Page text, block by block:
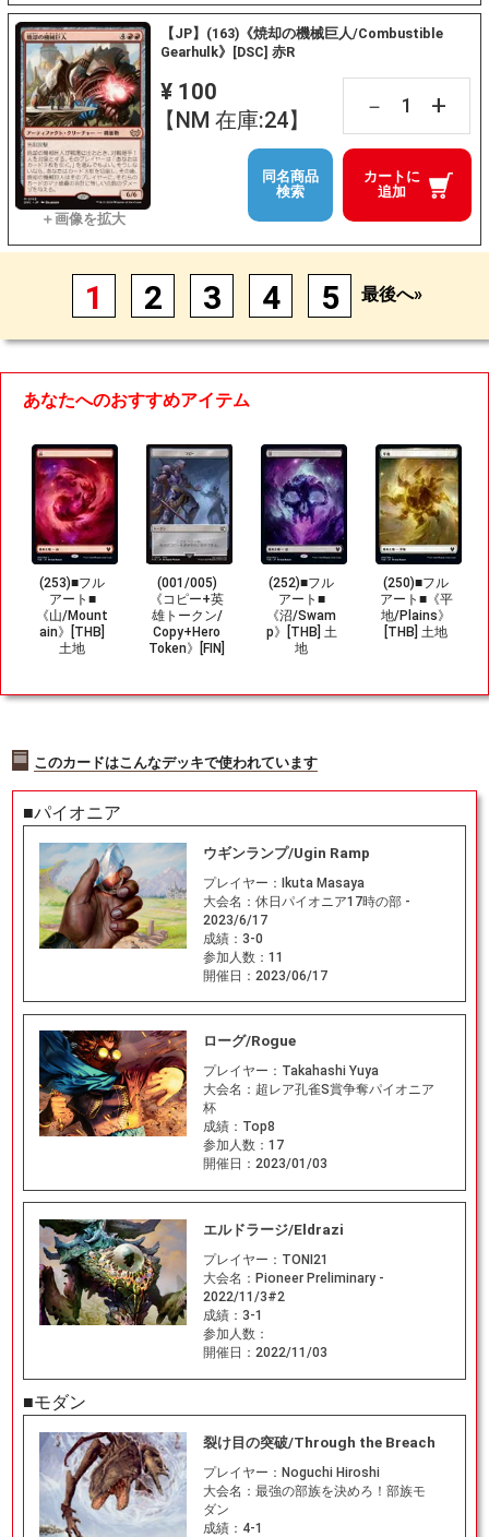
【JP】(163)《焼却の機械巨人/Combustible
Gearhulk》[DSC] 赤R
¥ 100
【NM 在庫:24】
－ +
カートに
追加
同名商品
検索
1 2 3 4 5 最後へ»
あなたへのおすすめアイテム
(253)■フル
アート■
《山/Mount
ain》[THB]
土地
(001/005)
《コピー+英
雄トークン/
Copy+Hero
Token》[FIN]
(252)■フル
アート■
《沼/Swam
p》[THB] 土
地
(250)■フル
アート■《平
地/Plains》
[THB] 土地
このカードはこんなデッキで使われています
■パイオニア
ウギンランプ/Ugin Ramp
プレイヤー： Ikuta Masaya
大会名： 休日パイオニア17時の部 -
2023/6/17
成績： 3-0
参加人数： 11
開催日： 2023/06/17
ローグ/Rogue
プレイヤー： Takahashi Yuya
大会名： 超レア孔雀S賞争奪パイオニア
杯
成績： Top8
参加人数： 17
開催日： 2023/01/03
エルドラージ/Eldrazi
プレイヤー： TONI21
大会名： Pioneer Preliminary -
2022/11/3#2
成績： 3-1
参加人数：
開催日： 2022/11/03
■モダン
裂け目の突破/Through the Breach
プレイヤー： Noguchi Hiroshi
大会名： 最強の部族を決めろ！部族モ
ダン
成績： 4-1